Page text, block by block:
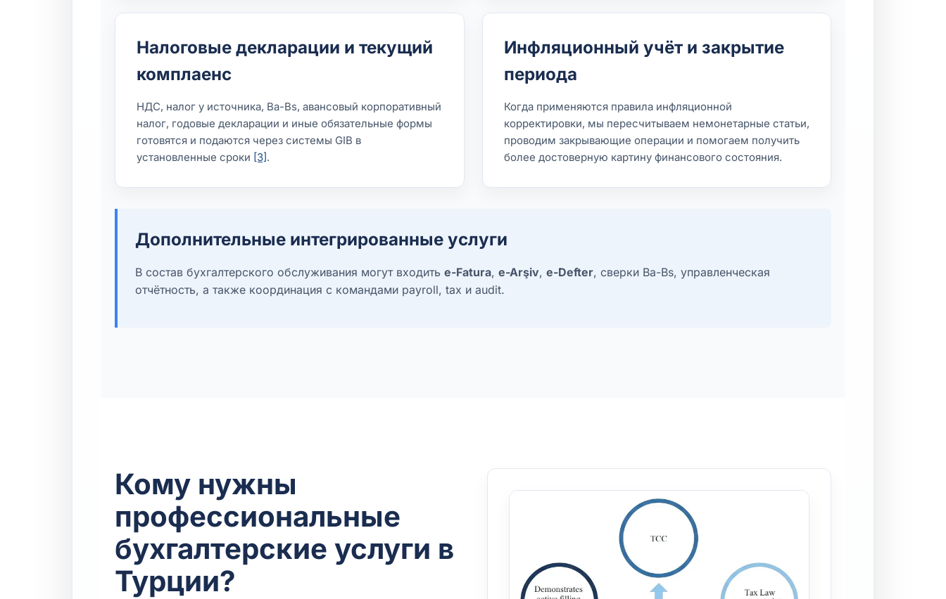
Налоговые декларации и текущий
комплаенс
НДС, налог у источника, Ba-Bs, авансовый корпоративный
налог, годовые декларации и иные обязательные формы
готовятся и подаются через системы GIB в
установленные сроки [3].
Инфляционный учёт и закрытие
периода
Когда применяются правила инфляционной
корректировки, мы пересчитываем немонетарные статьи,
проводим закрывающие операции и помогаем получить
более достоверную картину финансового состояния.
Дополнительные интегрированные услуги
В состав бухгалтерского обслуживания могут входить e-Fatura, e-Arşiv, e-Defter, сверки Ba-Bs, управленческая
отчётность, а также координация с командами payroll, tax и audit.
Кому нужны
профессиональные
бухгалтерские услуги в
Турции?